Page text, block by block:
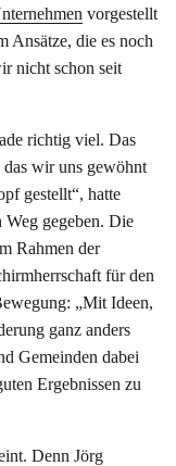
vorgestellt
Ansätze, die es noch
nicht schon seit
richtig viel. Das
wir uns gewöhnt
gestellt“, hatte
gegeben. Die
Rahmen der
für den
„Mit Ideen,
ganz anders
Gemeinden dabei
Ergebnissen zu
Denn Jörg